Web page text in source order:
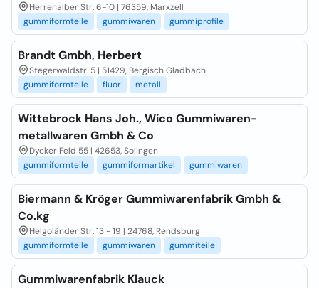
Herrenalber Str. 6-10 | 76359, Marxzell
gummiformteile
gummiwaren gummiprofile
Brandt Gmbh, Herbert
Stegerwaldstr. 5 | 51429, Bergisch Gladbach
gummiformteile
fluor metall
Wittebrock Hans Joh., Wico Gummiwaren-
metallwaren Gmbh & Co
Dycker Feld 55 | 42653, Solingen
gummiformteile
gummiformartikel gummiwaren
Biermann & Kröger Gummiwarenfabrik Gmbh &
Co.kg
Helgoländer Str. 13 - 19 | 24768, Rendsburg
gummiformteile
gummiwaren gummiteile
Gummiwarenfabrik Klauck